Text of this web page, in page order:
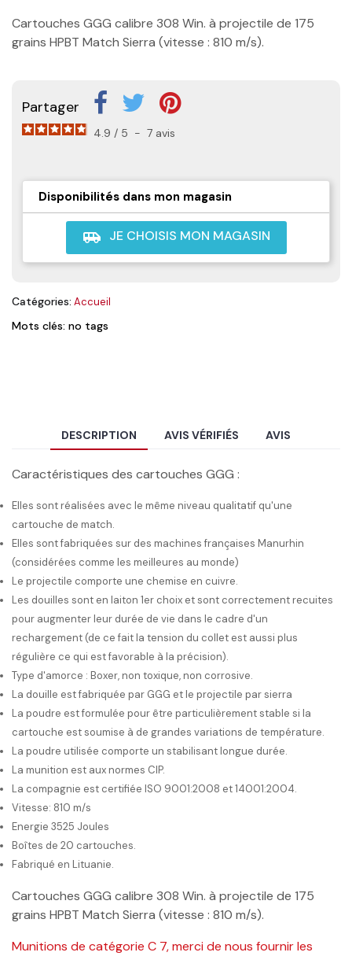
Cartouches GGG calibre 308 Win. à projectile de 175
grains HPBT Match Sierra (vitesse : 810 m/s).
Partager
4.9 / 5 - 7 avis
Disponibilités dans mon magasin
airport_shuttle JE CHOISIS MON MAGASIN
Catégories: Accueil
Mots clés: no tags
DESCRIPTION AVIS VÉRIFIÉS AVIS
Caractéristiques des cartouches GGG :
Elles sont réalisées avec le même niveau qualitatif qu'une
cartouche de match.
Elles sont fabriquées sur des machines françaises Manurhin
(considérées comme les meilleures au monde)
Le projectile comporte une chemise en cuivre.
Les douilles sont en laiton 1er choix et sont correctement recuites
pour augmenter leur durée de vie dans le cadre d'un
rechargement (de ce fait la tension du collet est aussi plus
régulière ce qui est favorable à la précision).
Type d'amorce : Boxer, non toxique, non corrosive.
La douille est fabriquée par GGG et le projectile par sierra
La poudre est formulée pour être particulièrement stable si la
cartouche est soumise à de grandes variations de température.
La poudre utilisée comporte un stabilisant longue durée.
La munition est aux normes CIP.
La compagnie est certifiée ISO 9001:2008 et 14001:2004.
Vitesse: 810 m/s
Energie 3525 Joules
Boîtes de 20 cartouches.
Fabriqué en Lituanie.
Cartouches GGG calibre 308 Win. à projectile de 175
grains HPBT Match Sierra (vitesse : 810 m/s).
Munitions de catégorie C 7, merci de nous fournir les